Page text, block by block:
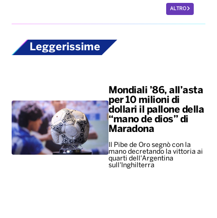
ALTRO
Leggerissime
Mondiali ’86, all’asta
per 10 milioni di
dollari il pallone della
“mano de dios” di
Maradona
Il Pibe de Oro segnò con la
mano decretando la vittoria ai
quarti dell'Argentina
sull'Inghilterra